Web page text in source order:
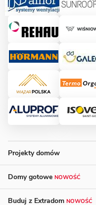
Projekty domów
Domy gotowe NOWOŚĆ
Buduj z Extradom NOWOŚĆ